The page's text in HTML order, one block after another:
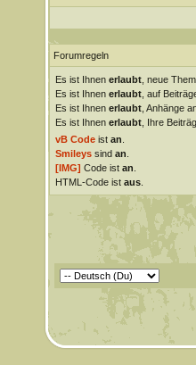
Forumregeln
Es ist Ihnen erlaubt, neue
Es ist Ihnen erlaubt, auf
Es ist Ihnen erlaubt, Anhänge
Es ist Ihnen erlaubt, Ihre
vB Codeist an
Smileyssind an
[IMG] Code ist an
HTML-Code ist aus.